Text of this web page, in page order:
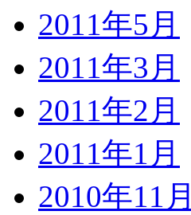
2011年5月
2011年3月
2011年2月
2011年1月
2010年11月